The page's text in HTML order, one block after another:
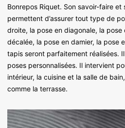
Bonrepos Riquet. Son savoir-faire et
permettent d’assurer tout type de
droite, la pose en diagonale, la pose
décalée, la pose en damier, la pose
tapis seront parfaitement réalisées.
poses personnalisées. Il intervient
intérieur, la cuisine et la salle de
comme la terrasse.